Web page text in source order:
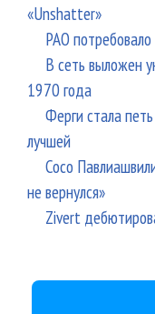
«Unshatter»
РАО
В сеть выложен
1970 года
Ферги стала
лучшей
Сосо
не вернулся»
Zivert